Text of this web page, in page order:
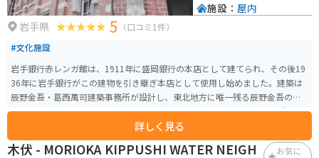
岩手県 5 （口コミ1件）
#文化施設
岩手銀行赤レンガ館は、1911年に盛岡銀行の本店として建てられ、その後19
36年に岩手銀行がこの建物を引き継ぎ本店として使用し始めました。建築は
辰野金吾・葛西萬司建築事務所が設計し、東北地方に唯一残る辰野金吾の設
計による作品です。その後1983年に新社屋が完成し、この建物は中ノ橋支店
を経て、2016年に一般公開され、岩手銀行赤レンガ館としてオープンしまし
た。建物自体は国指定の重要文化財で、赤煉瓦製造に緑のドームとルネッサ
詳しく見る
施設： 屋内
木伏 - MORIOKA KIPPUSHI WATER NEIGH
お気に